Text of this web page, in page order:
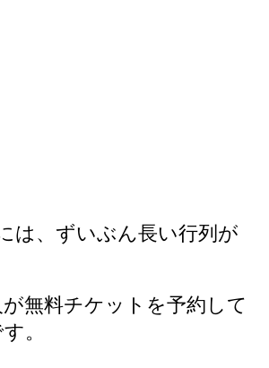
は、ずいぶん長い行列が
無料チケットを予約して
。